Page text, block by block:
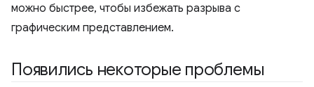
можно быстрее, чтобы избежать разрыва с
графическим представлением.
Появились некоторые проблемы